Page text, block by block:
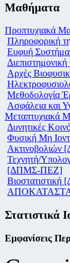
Μαθήματα
Προπτυχιακά
Πληροφορική
Ευφυή
Αρχές
Μεθοδολογία
Ασφάλεια και
Μεταπτυχιακά
Δυνητικές
Φυσική Μη
Τεχνητή/
[ΔΠΜΣ-ΠΕΖ]
Στατιστικά
Εμφανίσεις